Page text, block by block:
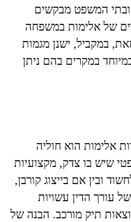
ובתי המשפט מבקשים
של אלימות במשפחה
במקביל, ישנן מגמות
במקרים בהם ניתן
אלימות הוא חוליה
שיש בו צדק, מקצועיות
ובין אם בייצוג קורבן,
עורך הדין עשויות
תיק מורכב. הבנה של